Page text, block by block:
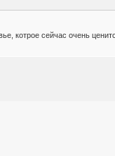
котрое сейчас очень